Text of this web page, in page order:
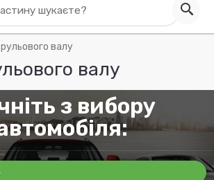
шукаєте?
валу
валу
з вибору